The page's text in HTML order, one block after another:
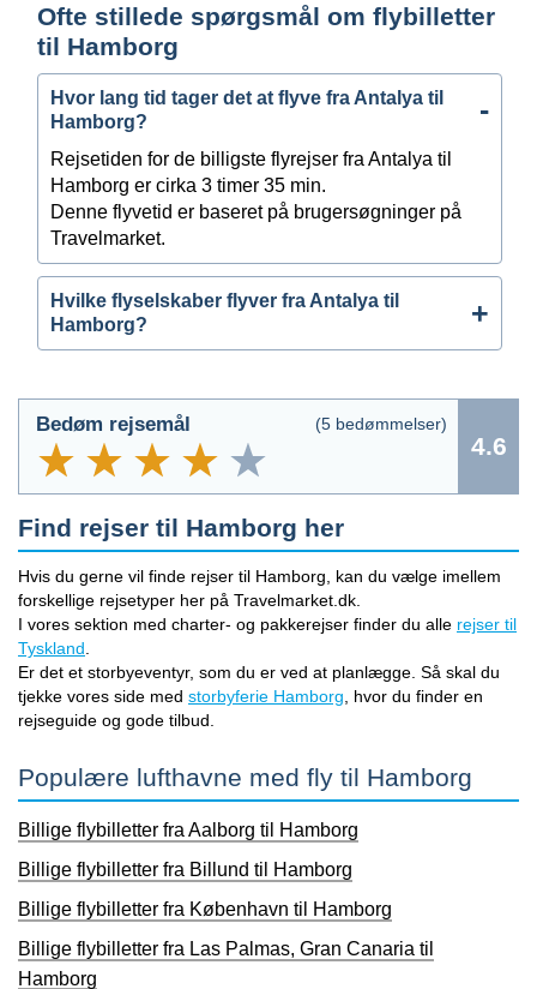
Ofte stillede spørgsmål om flybilletter
til Hamborg
Hvor lang tid tager det at flyve fra Antalya til
Hamborg?
Rejsetiden for de billigste flyrejser fra Antalya til
Hamborg er cirka 3 timer 35 min.
Denne flyvetid er baseret på brugersøgninger på
Travelmarket.
Hvilke flyselskaber flyver fra Antalya til
Hamborg?
Bedøm rejsemål (5 bedømmelser)
4.6
Find rejser til Hamborg her
Hvis du gerne vil finde rejser til Hamborg, kan du vælge imellem
forskellige rejsetyper her på Travelmarket.dk.
I vores sektion med charter- og pakkerejser finder du alle rejser til
Tyskland
Er det et storbyeventyr, som du er ved at planlægge. Så skal du
tjekke vores side med storbyferie Hamborg , hvor du finder en
rejseguide og gode tilbud.
Populære lufthavne med fly til Hamborg
Billige flybilletter fra Aalborg til Hamborg
Billige flybilletter fra Billund til Hamborg
Billige flybilletter fra København til Hamborg
Billige flybilletter fra Las Palmas, Gran Canaria til
Hamborg